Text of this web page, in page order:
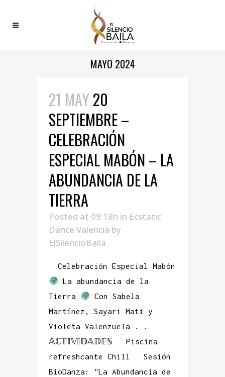
MAYO 2024
21 MAY 20
SEPTIEMBRE –
CELEBRACIÓN
ESPECIAL MABÓN – LA
ABUNDANCIA DE LA
TIERRA
Posted at 09:18h in Ecstatic
Dance Valencia by
ElSilencioBaila
Celebración Especial Mabón
La abundancia de la
Tierra
Con Sabela
Martínez, Sayari Mati y
Violeta Valenzuela . .
𝔸ℂ𝕋𝕀𝕍𝕀𝔻𝔸𝔻𝔼𝕊 Piscina
refreshcante Chill Sesión
BioDanza: "La Abundancia de